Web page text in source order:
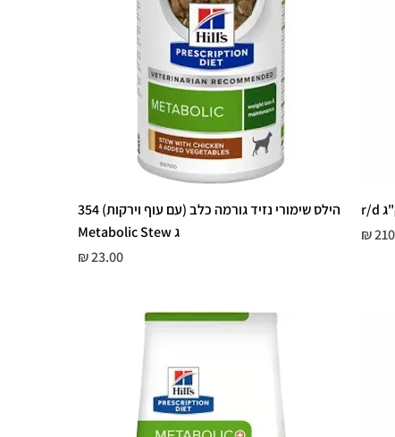
הילס שימורי נזיד גורמה כלב (עם עוף וירקות) 354
ג Metabolic Stew
מחיר